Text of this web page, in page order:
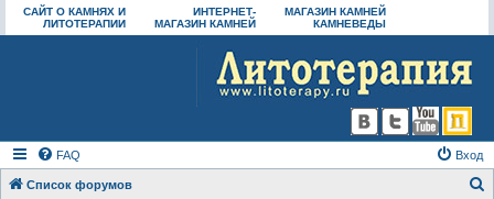
САЙТ О КАМНЯХ И
ЛИТОТЕРАПИИ
ИНТЕРНЕТ-
МАГАЗИН КАМНЕЙ
МАГАЗИН КАМНЕЙ
КАМНЕВЕДЫ
FAQ Вход
Список форумов